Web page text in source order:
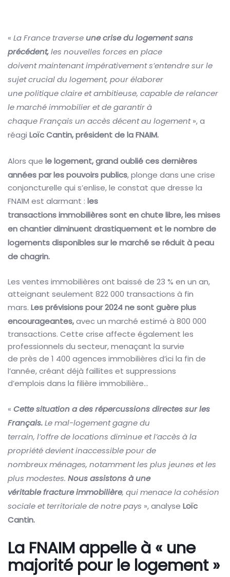
« La France traverse une crise du logement sans
précédent,les nouvelles forces en place
doivent maintenant impérativement s’entendre sur le
sujet crucial du logement, pour élaborer
une politique claire et ambitieuse, capable de relancer
le marché immobilier et de garantir à
chaque Français un accès décent au logement», a
réagi Loïc Cantin, président de la FNAIM.
Alors que le logement, grand oublié ces dernières
années par les pouvoirs publics, plonge dans une crise
conjoncturelle qui s’enlise, le constat que dresse la
FNAIM est alarmant : les
transactions immobilières sont en chute libre, les mises
en chantier diminuent drastiquement etle nombre de
logements disponibles sur le marché se réduit à peau
dechagrin.
Les ventes immobilières ont baissé de 23 % en un an,
atteignant seulement 822 000 transactions à fin
mars. Les prévisions pour 2024 ne sont guère plus
encourageantes,avec un marché estimé à 800 000
transactions. Cette crise affecte également les
professionnels du secteur, menaçant la survie
de près de 1 400 agences immobilières d’ici la fin de
l’année, créant déjà faillites et suppressions
d’emplois dans la filière immobilière…
« Cette situation a des répercussions directes sur les
Français.Le mal-logement gagne du
terrain, l’offre de locations diminue et l’accès à la
propriété devient inaccessible pour de
nombreux ménages, notamment les plus jeunes et les
plus modestes. Nous assistons à une
véritable fracture immobilière, qui menace la cohésion
sociale et territoriale de notre pays », analyse Loïc
Cantin.
La FNAIM appelle à « une
majorité pour le logement »